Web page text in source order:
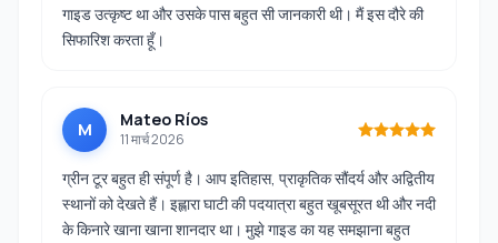
गाइड उत्कृष्ट था और उसके पास बहुत सी जानकारी थी। मैं इस दौरे की
सिफारिश करता हूँ।
M Mateo Ríos
11 मार्च 2026
ग्रीन टूर बहुत ही संपूर्ण है। आप इतिहास, प्राकृतिक सौंदर्य और अद्वितीय
स्थानों को देखते हैं। इह्लारा घाटी की पदयात्रा बहुत खूबसूरत थी और नदी
के किनारे खाना खाना शानदार था। मुझे गाइड का यह समझाना बहुत